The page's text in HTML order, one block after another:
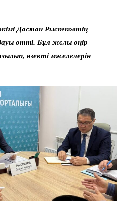
Дастан Рыспековтің
өтті. Бұл жолы өңір
өзекті мәселелерін